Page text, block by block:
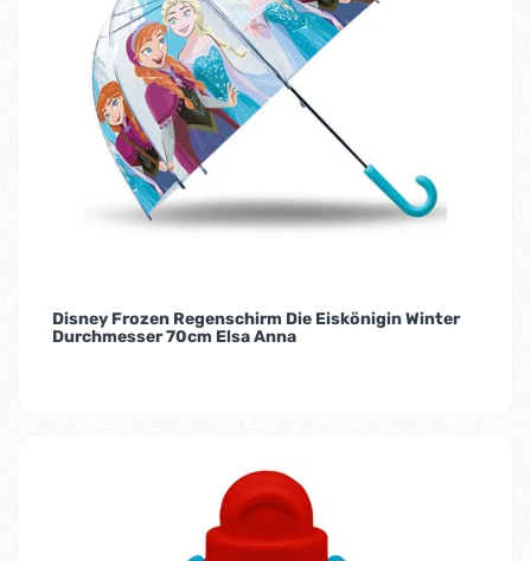
Disney Frozen Regenschirm Die Eiskönigin Winter
Durchmesser 70cm Elsa Anna